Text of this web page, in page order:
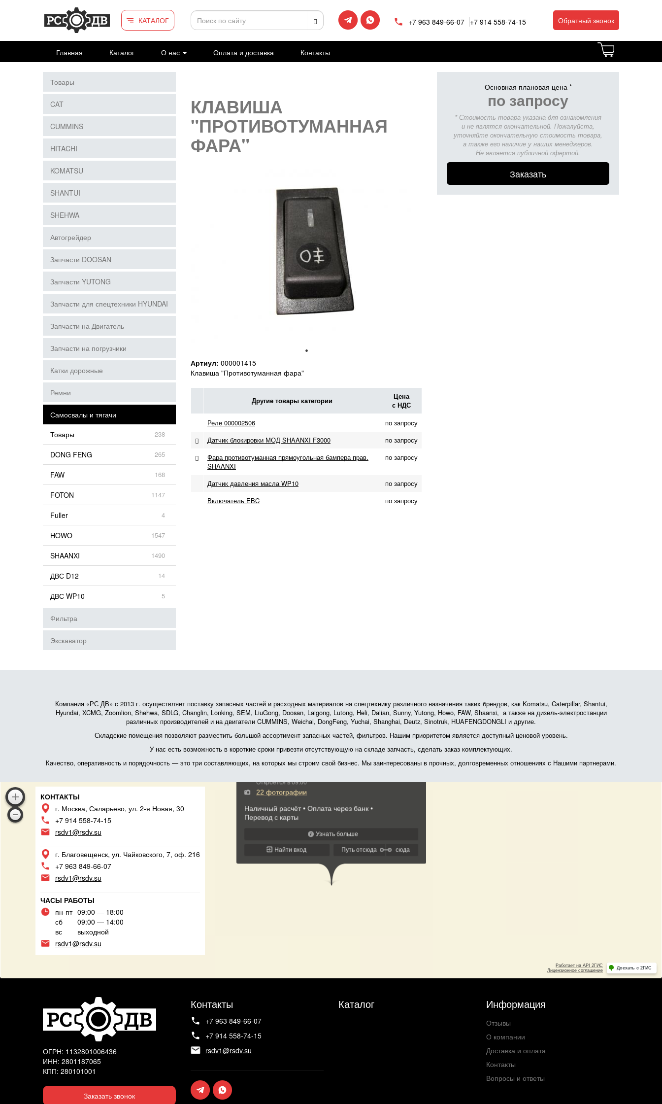
Перейти к основному содержанию
КАТАЛОГ
+7 963 849-66-07 +7 914 558-74-15 Обратный звонок
Главная Каталог О нас Оплата и доставка Контакты
КЛАВИША
"ПРОТИВОТУМАННАЯ
ФАРА"
Артиул: 000001415
Клавиша "Противотуманная фара"
Другие товары категории
Цена
с НДС
Реле 000002506
по запросу
Датчик блокировки МОД SHAANXI F3000
по запросу
Фара противотуманная прямоугольная бампера прав.
SHAANXI
по запросу
Датчик давления масла WP10
по запросу
Включатель EBC
по запросу
Основная плановая цена *
по запросу
* Стоимость товара указана для ознакомления
и не являтся окончательной. Пожалуйста,
уточняйте окончательную стоимость товара,
а также его наличие у наших менеджеров.
Не является публичной офертой.
Заказать
Товары
CAT
CUMMINS
HITACHI
KOMATSU
SHANTUI
SHEHWA
Автогрейдер
Запчасти DOOSAN
Запчасти YUTONG
Запчасти для спецтехники HYUNDAI
Запчасти на Двигатель
Запчасти на погрузчики
Катки дорожные
Ремни
Самосвалы и тягачи
Товары
238
DONG FENG 265
FAW 168
FOTON 1147
Fuller 4
HOWO 1547
SHAANXI 1490
ДВС D12 14
ДВС WP10 5
Фильтра
Экскаватор
Компания «РС ДВ» с 2013 г. осуществляет поставку запасных частей и расходных материалов на спецтехнику различного назначения таких брендов, как Komatsu, Caterpillar, Shantui,
Hyundai, XCMG, Zoomlion, Shehwa, SDLG, Changlin, Lonking, SEM, LiuGong, Doosan, Laigong, Lutong, Heli, Dalian, Sunny, Yutong, Howo, FAW, Shaanxi, а также на дизель-электростанции
различных производителей и на двигатели CUMMINS, Weichai, DongFeng, Yuchai, Shanghai, Deutz, Sinotruk, HUAFENGDONGLI и другие.
Складские помещения позволяют разместить большой ассортимент запасных частей, фильтров. Нашим приоритетом является доступный ценовой уровень.
У нас есть возможность в короткие сроки привезти отсутствующую на складе запчасть, сделать заказ комплектующих.
Качество, оперативность и порядочность — это три составляющих, на которых мы строим свой бизнес. Мы заинтересованы в прочных, долговременных отношениях с Нашими партнерами.
КОНТАКТЫ
г. Москва, Саларьево, ул. 2-я Новая, 30
+7 914 558-74-15
rsdv1@rsdv.su
г. Благовещенск, ул. Чайковского, 7, оф. 216
+7 963 849-66-07
rsdv1@rsdv.su
ЧАСЫ РАБОТЫ
пн-пт 09:00 — 18:00
сб
09:00 — 14:00
вс
выходной
rsdv1@rsdv.su
ОГРН: 1132801006436
ИНН: 2801187065
КПП: 280101001
Заказать звонок
Контакты
+7 963 849-66-07
+7 914 558-74-15
rsdv1@rsdv.su
Каталог Информация
Отзывы
О компании
Доставка и оплата
Контакты
Вопросы и ответы